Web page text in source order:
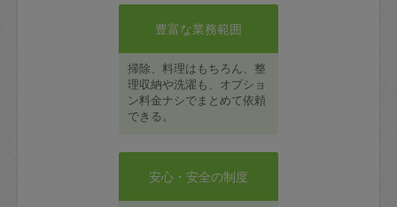
豊富な業務範囲
掃除、料理はもちろん、整
理収納や洗濯も、オプショ
ン料金ナシでまとめて依頼
できる。
安心・安全の制度